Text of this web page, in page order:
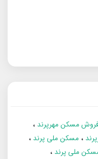
مسکن مهرپرند
مسکن ملی پرند
ملی پرند